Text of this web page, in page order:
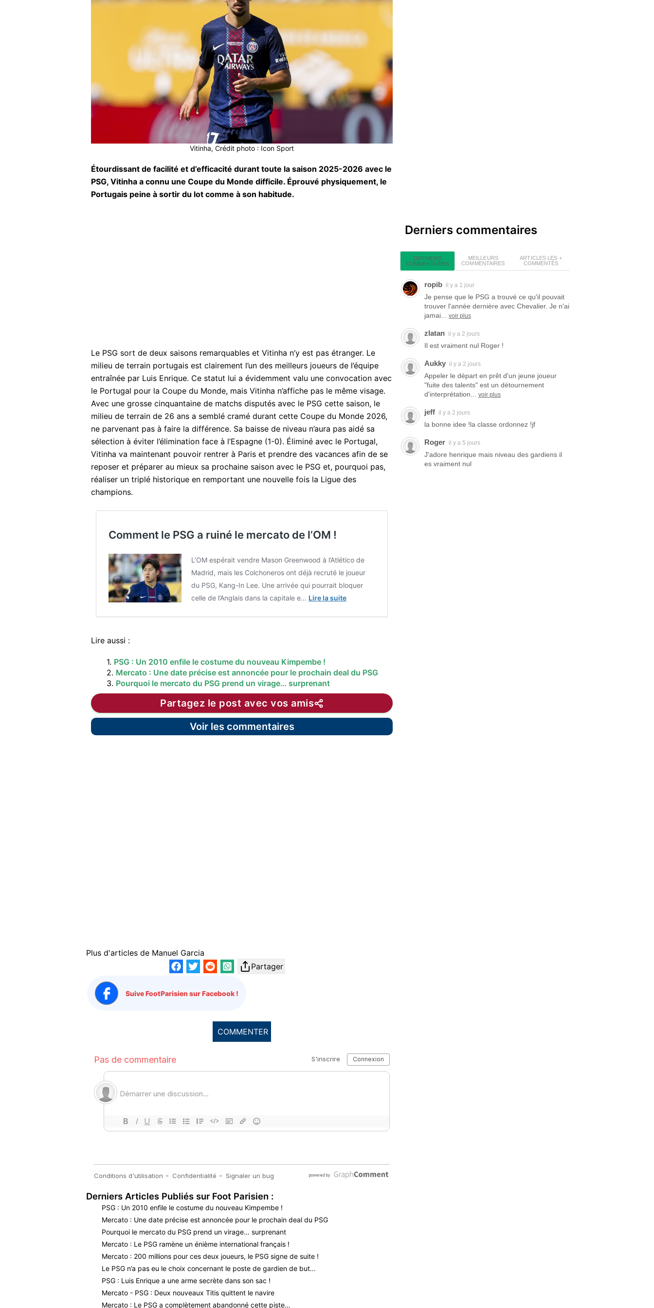
Vitinha, Crédit photo : Icon Sport
Étourdissant de facilité et d’efficacité durant toute la saison 2025-2026 avec le
PSG, Vitinha a connu une Coupe du Monde difficile. Éprouvé physiquement, le
Portugais peine à sortir du lot comme à son habitude.
Le PSG sort de deux saisons remarquables et Vitinha n’y est pas étranger. Le
milieu de terrain portugais est clairement l’un des meilleurs joueurs de l’équipe
entraînée par Luis Enrique. Ce statut lui a évidemment valu une convocation avec
le Portugal pour la Coupe du Monde, mais Vitinha n’affiche pas le même visage.
Avec une grosse cinquantaine de matchs disputés avec le PSG cette saison, le
milieu de terrain de 26 ans a semblé cramé durant cette Coupe du Monde 2026,
ne parvenant pas à faire la différence. Sa baisse de niveau n’aura pas aidé sa
sélection à éviter l’élimination face à l’Espagne (1-0). Éliminé avec le Portugal,
Vitinha va maintenant pouvoir rentrer à Paris et prendre des vacances afin de se
reposer et préparer au mieux sa prochaine saison avec le PSG et, pourquoi pas,
réaliser un triplé historique en remportant une nouvelle fois la Ligue des
champions.
Comment le PSG a ruiné le mercato de l’OM !
L’OM espérait vendre Mason Greenwood à l’Atlético de
Madrid, mais les Colchoneros ont déjà recruté le joueur
du PSG, Kang-In Lee. Une arrivée qui pourrait bloquer
celle de l’Anglais dans la capitale e… Lire la suite
Lire aussi :
1. PSG : Un 2010 enfile le costume du nouveau Kimpembe !
2. Mercato : Une date précise est annoncée pour le prochain deal du PSG
3. Pourquoi le mercato du PSG prend un virage… surprenant
Partagez le post avec vos amis
Voir les commentaires
Plus d'articles de Manuel Garcia
Partager
Suive FootParisien sur Facebook !
COMMENTER
Derniers Articles Publiés sur Foot Parisien :
PSG : Un 2010 enfile le costume du nouveau Kimpembe !
Mercato : Une date précise est annoncée pour le prochain deal du PSG
Pourquoi le mercato du PSG prend un virage… surprenant
Mercato : Le PSG ramène un énième international français !
Mercato : 200 millions pour ces deux joueurs, le PSG signe de suite !
Le PSG n’a pas eu le choix concernant le poste de gardien de but…
PSG : Luis Enrique a une arme secrète dans son sac !
Mercato - PSG : Deux nouveaux Titis quittent le navire
Mercato : Le PSG a complètement abandonné cette piste…
Derniers commentaires
DERNIERS
COMMENTAIRES
MEILLEURS
COMMENTAIRES
ARTICLES LES +
COMMENTÉS
ropib il y a 1 jour
Je pense que le PSG a trouvé ce qu'il pouvait
trouver l'année dernière avec Chevalier. Je n'ai
jamai...
voir plus
zlatan il y a 2 jours
Il est vraiment nul Roger !
Aukky il y a 2 jours
Appeler le départ en prêt d'un jeune joueur
"fuite des talents" est un détournement
d'interprétation...
voir plus
jeff il y a 2 jours
la bonne idee !la classe ordonnez !jf
Roger il y a 5 jours
J'adore henrique mais niveau des gardiens il
es vraiment nul